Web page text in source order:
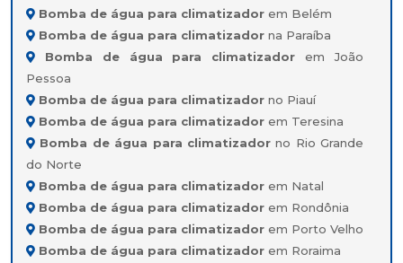
Bomba de água para climatizador em Belém
Bomba de água para climatizador na Paraíba
Bomba de água para climatizador em João
Pessoa
Bomba de água para climatizador no Piauí
Bomba de água para climatizador em Teresina
Bomba de água para climatizadorno Rio Grande
do Norte
Bomba de água para climatizador em Natal
Bomba de água para climatizador em Rondônia
Bomba de água para climatizador em Porto Velho
Bomba de água para climatizador em Roraima